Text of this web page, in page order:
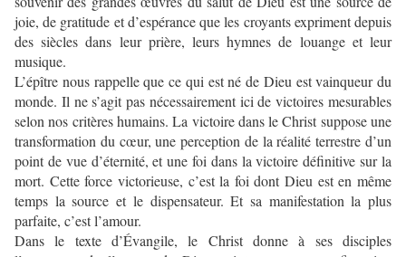
joie, de gratitude et d’espérance que les croyants expriment depuis
des siècles dans leur prière, leurs hymnes de louange et leur
musique.
L’épître nous rappelle que ce qui est né de Dieu est vainqueur du
monde. Il ne s’agit pas nécessairement ici de victoires mesurables
selon nos critères humains. La victoire dans le Christ suppose une
transformation du cœur, une perception de la réalité terrestre d’un
point de vue d’éternité, et une foi dans la victoire définitive sur la
mort. Cette force victorieuse, c’est la foi dont Dieu est en même
temps la source et le dispensateur. Et sa manifestation la plus
parfaite, c’est l’amour.
Dans le texte d’Évangile, le Christ donne à ses disciples